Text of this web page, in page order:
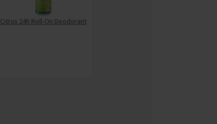
Citrus 24h Roll-On Deodorant